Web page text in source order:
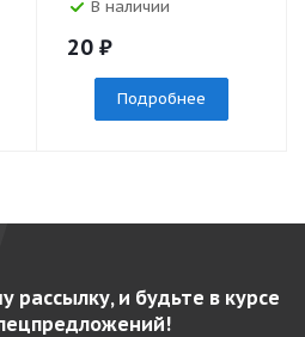
В наличии
20 ₽
Подробнее
рассылку, и будьте в курсе